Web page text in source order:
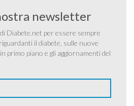
newsletter
Diabete.net per essere sempre
il diabete, sulle nuove
primo piano e gli aggiornamenti del